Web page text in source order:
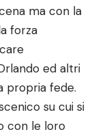
ma con la
forza
ed altri
propria fede.
su cui si
con le loro